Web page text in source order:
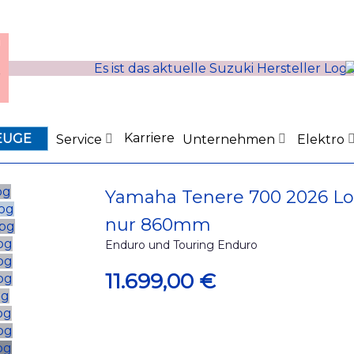
Service Karriere Unternehmen Elektro
Yamaha Tenere 700 2026
nur 860mm
Enduro und Touring Enduro
11.699,00 €